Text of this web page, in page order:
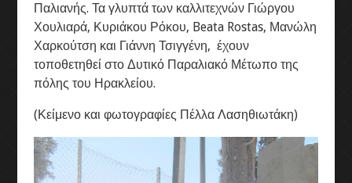
Παλιανής. Τα γλυπτά των καλλιτεχνών Γιώργου
Χουλιαρά, Κυριάκου Ρόκου, Beata Rostas, Μανώλη
Χαρκούτση και Γιάννη Τσιγγένη, έχουν
τοποθετηθεί στο Δυτικό Παραλιακό Μέτωπο της
πόλης του Ηρακλείου.
(Κείμενο και φωτογραφίες Πέλλα Λασηθιωτάκη)